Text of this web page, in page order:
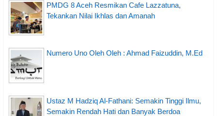
PMDG 8 Aceh Resmikan Cafe Lazzatuna,
Tekankan Nilai Ikhlas dan Amanah
Numero Uno Oleh Oleh : Ahmad Faizuddin, M.Ed
Ustaz M Hadziq Al-Fathani: Semakin Tinggi Ilmu,
Semakin Rendah Hati dan Banyak Berdoa